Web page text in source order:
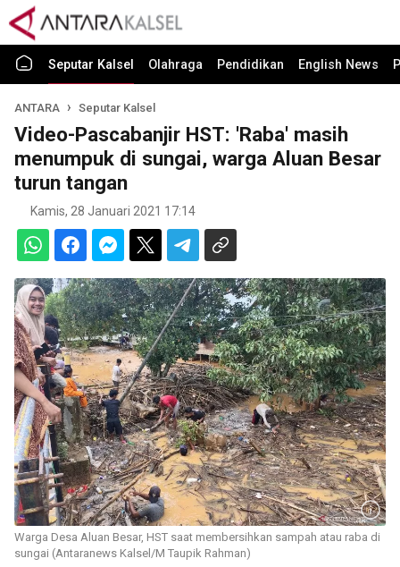
Seputar Kalsel Olahraga Pendidikan English News
ANTARA Seputar Kalsel
Video-Pascabanjir HST: 'Raba' masih
menumpuk di sungai, warga Aluan Besar
turun tangan
Kamis, 28 Januari 2021 17:14
Warga Desa Aluan Besar, HST saat membersihkan sampah atau raba di
sungai (Antaranews Kalsel/M Taupik Rahman)